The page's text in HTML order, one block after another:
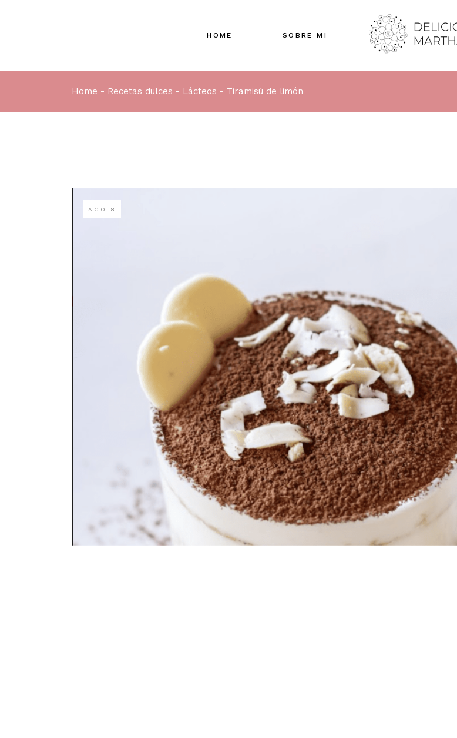
HOME SOBRE MI
Home Recetas dulces Lácteos Tiramisú de limón
AGO 8